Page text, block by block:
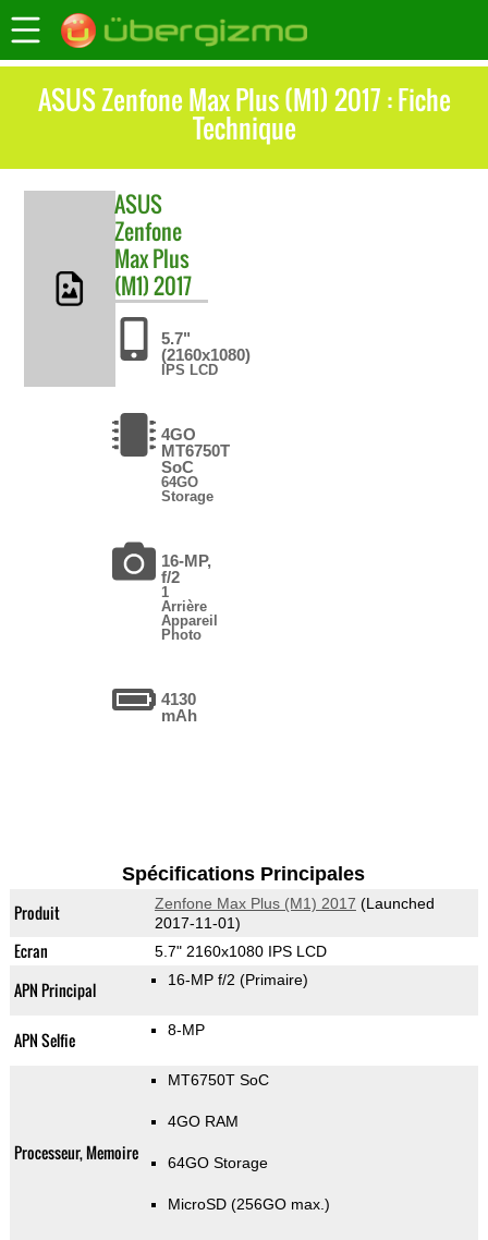
ASUS Zenfone Max Plus (M1) 2017 : Fiche
Technique
ASUS
Zenfone
Max Plus
(M1) 2017
5.7"
(2160x1080)
IPS LCD
4GO
MT6750T
SoC
64GO
Storage
16-MP,
f/2
1
Arrière
Appareil
Photo
4130
mAh
Spécifications Principales
Produit Zenfone Max Plus (M1) 2017 (Launched
2017-11-01)
Ecran 5.7" 2160x1080 IPS LCD
APN Principal 16-MP f/2 (Primaire)
APN Selfie 8-MP
Processeur, Memoire
MT6750T SoC
4GO RAM
64GO Storage
MicroSD (256GO max.)